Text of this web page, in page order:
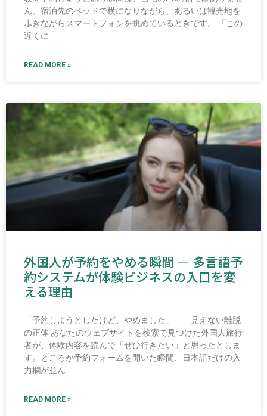
ん。宿泊先のベッドで横になりながら、あるいは観光地を
歩きながらスマートフォンを眺めているときです。 「この
近くに
READ MORE »
外国人が予約をやめる瞬間 ― 多言語予
約システムが体験ビジネスの入口を変
える理由
「予約しようとしたけど、やめました」――見えない離脱
の正体 あなたのウェブサイトを検索で見つけた外国人旅行
者が、体験内容を読んで「ぜひ行きたい」と思ったとしま
す。ところが予約フォームを開いた瞬間、日本語だけの入
力欄が並ん
READ MORE »